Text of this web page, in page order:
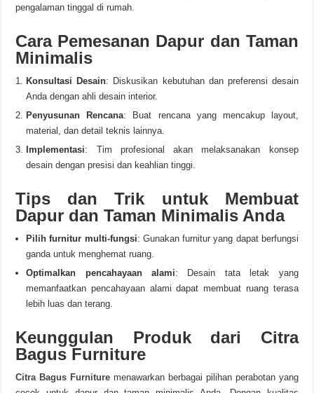
pengalaman tinggal di rumah.
Cara Pemesanan Dapur dan Taman
Minimalis
Konsultasi Desain: Diskusikan kebutuhan dan preferensi desain
Anda dengan ahli desain interior.
Penyusunan Rencana: Buat rencana yang mencakup layout,
material, dan detail teknis lainnya.
Implementasi: Tim profesional akan melaksanakan konsep
desain dengan presisi dan keahlian tinggi.
Tips dan Trik untuk Membuat
Dapur dan Taman Minimalis Anda
Pilih furnitur multi-fungsi: Gunakan furnitur yang dapat berfungsi
ganda untuk menghemat ruang.
Optimalkan pencahayaan alami: Desain tata letak yang
memanfaatkan pencahayaan alami dapat membuat ruang terasa
lebih luas dan terang.
Keunggulan Produk dari Citra
Bagus Furniture
Citra Bagus Furniture menawarkan berbagai pilihan perabotan yang